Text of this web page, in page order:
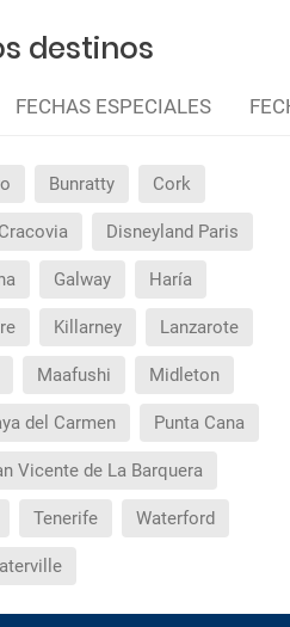
del aeropuerto
destinos
FECHAS ESPECIALES
Bunratty Cork
Cracovia Disneyland Paris
Galway Haría
Killarney Lanzarote
Maafushi Midleton
del Carmen Punta Cana
Vicente de La Barquera
Tenerife Waterford